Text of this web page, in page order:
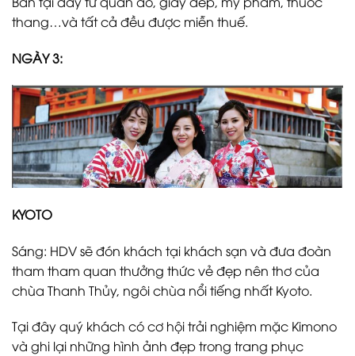
thang…và tất cả đều được miễn thuế.
NGÀY 3:
KYOTO
Sáng: HDV sẽ đón khách tại khách sạn và đưa đoàn
tham tham quan thưởng thức vẻ đẹp nên thơ của
chùa Thanh Thủy, ngôi chùa nổi tiếng nhất Kyoto.
Tại đây quý khách có cơ hội trải nghiệm mặc Kimono
và ghi lại những hình ảnh đẹp trong trang phục